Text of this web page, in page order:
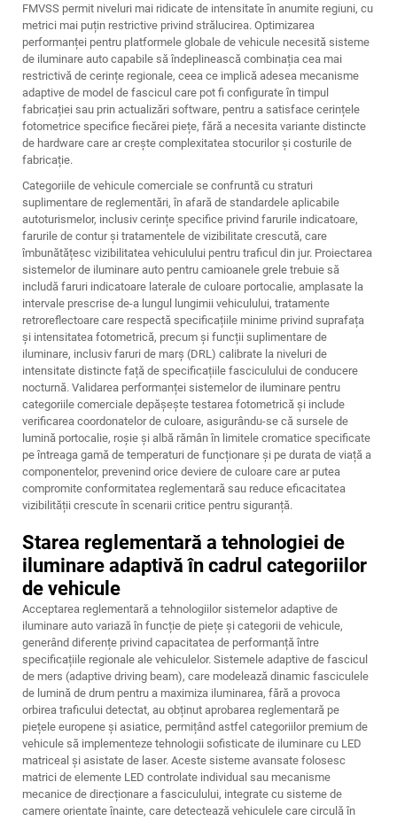
FMVSS permit niveluri mai ridicate de intensitate în anumite regiuni, cu
metrici mai puțin restrictive privind strălucirea. Optimizarea
performanței pentru platformele globale de vehicule necesită sisteme
de iluminare auto capabile să îndeplinească combinația cea mai
restrictivă de cerințe regionale, ceea ce implică adesea mecanisme
adaptive de model de fascicul care pot fi configurate în timpul
fabricației sau prin actualizări software, pentru a satisface cerințele
fotometrice specifice fiecărei piețe, fără a necesita variante distincte
de hardware care ar crește complexitatea stocurilor și costurile de
fabricație.
Categoriile de vehicule comerciale se confruntă cu straturi
suplimentare de reglementări, în afară de standardele aplicabile
autoturismelor, inclusiv cerințe specifice privind farurile indicatoare,
farurile de contur și tratamentele de vizibilitate crescută, care
îmbunătățesc vizibilitatea vehiculului pentru traficul din jur. Proiectarea
sistemelor de iluminare auto pentru camioanele grele trebuie să
includă faruri indicatoare laterale de culoare portocalie, amplasate la
intervale prescrise de-a lungul lungimii vehiculului, tratamente
retroreflectoare care respectă specificațiile minime privind suprafața
și intensitatea fotometrică, precum și funcții suplimentare de
iluminare, inclusiv faruri de marș (DRL) calibrate la niveluri de
intensitate distincte față de specificațiile fasciculului de conducere
nocturnă. Validarea performanței sistemelor de iluminare pentru
categoriile comerciale depășește testarea fotometrică și include
verificarea coordonatelor de culoare, asigurându-se că sursele de
lumină portocalie, roșie și albă rămân în limitele cromatice specificate
pe întreaga gamă de temperaturi de funcționare și pe durata de viață a
componentelor, prevenind orice deviere de culoare care ar putea
compromite conformitatea reglementară sau reduce eficacitatea
vizibilității crescute în scenarii critice pentru siguranță.
Starea reglementară a tehnologiei de
iluminare adaptivă în cadrul categoriilor
de vehicule
Acceptarea reglementară a tehnologiilor sistemelor adaptive de
iluminare auto variază în funcție de piețe și categorii de vehicule,
generând diferențe privind capacitatea de performanță între
specificațiile regionale ale vehiculelor. Sistemele adaptive de fascicul
de mers (adaptive driving beam), care modelează dinamic fasciculele
de lumină de drum pentru a maximiza iluminarea, fără a provoca
orbirea traficului detectat, au obținut aprobarea reglementară pe
piețele europene și asiatice, permițând astfel categoriilor premium de
vehicule să implementeze tehnologii sofisticate de iluminare cu LED
matriceal și asistate de laser. Aceste sisteme avansate folosesc
matrici de elemente LED controlate individual sau mecanisme
mecanice de direcționare a fasciculului, integrate cu sisteme de
camere orientate înainte, care detectează vehiculele care circulă în